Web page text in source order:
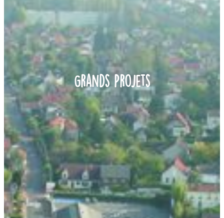
Grands Projets